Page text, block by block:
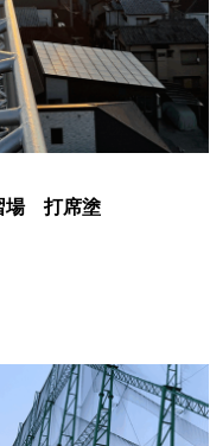
場 打席塗